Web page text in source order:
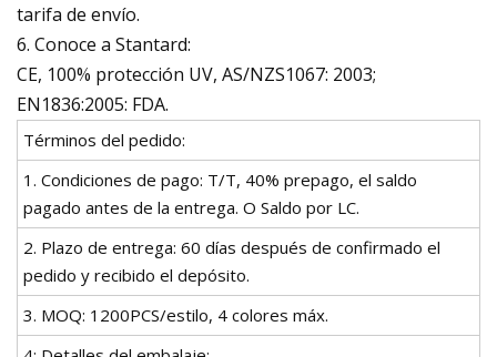
tarifa de envío.
6. Conoce a Stantard:
CE, 100% protección UV, AS/NZS1067: 2003;
EN1836:2005: FDA.
Términos del pedido:
1. Condiciones de pago: T/T, 40% prepago, el saldo
pagado antes de la entrega. O Saldo por LC.
2. Plazo de entrega: 60 días después de confirmado el
pedido y recibido el depósito.
3. MOQ: 1200PCS/estilo, 4 colores máx.